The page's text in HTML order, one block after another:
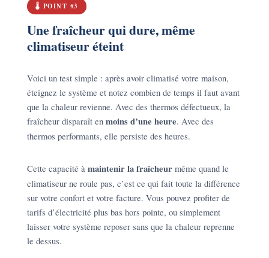
🌡️ POINT #3
Une fraîcheur qui dure, même
climatiseur éteint
Voici un test simple : après avoir climatisé votre maison,
éteignez le système et notez combien de temps il faut avant
que la chaleur revienne. Avec des thermos défectueux, la
fraîcheur disparaît en moins d’une heure. Avec des
thermos performants, elle persiste des heures.
Cette capacité à maintenir la fraîcheurmême quand le
climatiseur ne roule pas, c’est ce qui fait toute la différence
sur votre confort et votre facture. Vous pouvez profiter de
tarifs d’électricité plus bas hors pointe, ou simplement
laisser votre système reposer sans que la chaleur reprenne
le dessus.